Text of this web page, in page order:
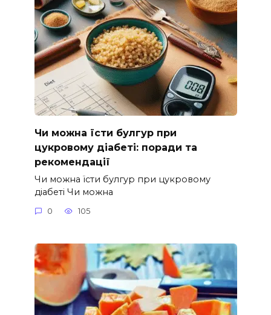
Чи можна їсти булгур при
цукровому діабеті: поради та
рекомендації
Чи можна їсти булгур при цукровому
діабеті Чи можна
0 105